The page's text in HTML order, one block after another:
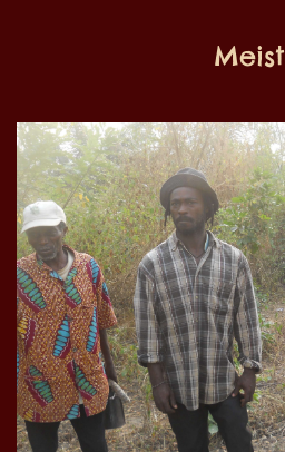
Meist